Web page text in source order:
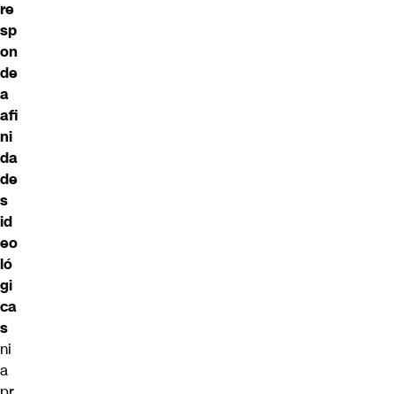
re
sp
on
de
a
afi
ni
da
de
s
id
eo
ló
gi
ca
s
ni
a